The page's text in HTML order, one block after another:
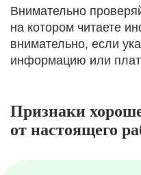
Внимательно
на котором читаете
внимательно, если
информацию или
Признаки
от настоящего